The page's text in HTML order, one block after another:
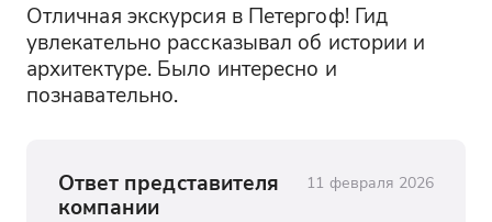
Отличная экскурсия в Петергоф! Гид
увлекательно рассказывал об истории и
архитектуре. Было интересно и
познавательно.
Ответ представителя
компании
11 февраля 2026